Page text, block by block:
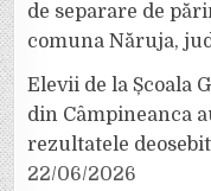
de separare de
comuna Năruja,
Elevii de la Școala
din Câmpineanca
rezultatele
22/06/2026